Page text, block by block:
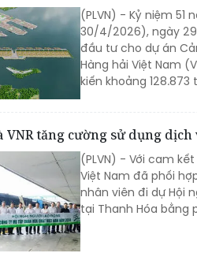
(PLVN) - Kỷ niệm
30/4/2026), ngày
đầu tư cho dự án
Hàng hải Việt Nam
kiến khoảng 128.873
VNR tăng cường sử dụng
(PLVN) - Với cam
Việt Nam đã phối
nhân viên đi dự Hội
tại Thanh Hóa bằng